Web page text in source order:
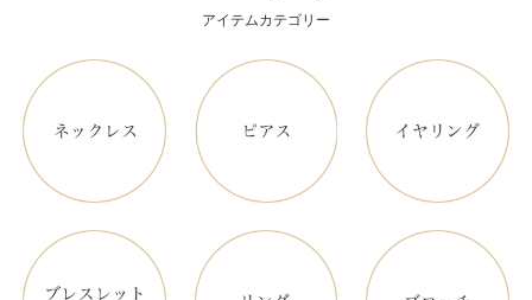
アイテムカテゴリー